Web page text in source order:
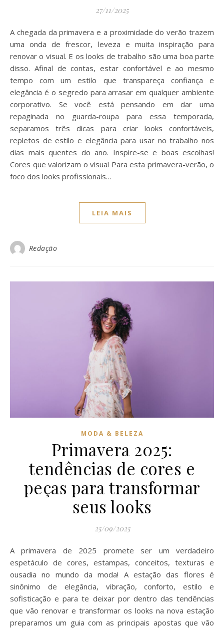
27/11/2025
A chegada da primavera e a proximidade do verão trazem
uma onda de frescor, leveza e muita inspiração para
renovar o visual. E os looks de trabalho são uma boa parte
disso. Afinal de contas, estar confortável e ao mesmo
tempo com um estilo que transpareça confiança e
elegância é o segredo para arrasar em qualquer ambiente
corporativo. Se você está pensando em dar uma
repaginada no guarda-roupa para essa temporada,
separamos três dicas para criar looks confortáveis,
repletos de estilo e elegância para usar no trabalho nos
dias mais quentes do ano. Inspire-se e boas escolhas!
Cores que valorizam o visual Para esta primavera-verão, o
foco dos looks profissionais…
LEIA MAIS
Redação
MODA & BELEZA
Primavera 2025:
tendências de cores e
peças para transformar
seus looks
25/09/2025
A primavera de 2025 promete ser um verdadeiro
espetáculo de cores, estampas, conceitos, texturas e
ousadia no mundo da moda! A estação das flores é
sinônimo de elegância, vibração, conforto, estilo e
sofisticação e para te deixar por dentro das tendências
que vão renovar e transformar os looks na nova estação
preparamos um guia com as principais apostas que vão